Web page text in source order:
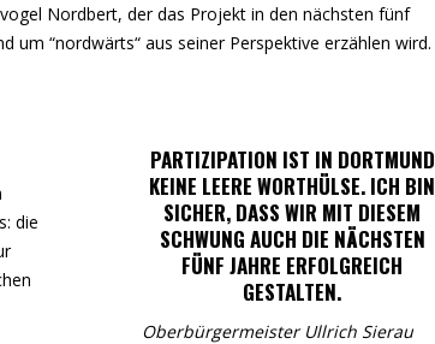
Nordbert, der das Projekt in den nächsten fünf
um “nordwärts“ aus seiner Perspektive erzählen wird.
die
PARTIZIPATION IST IN DORTMUND
KEINE LEERE WORTHÜLSE. ICH BIN
SICHER, DASS WIR MIT DIESEM
SCHWUNG AUCH DIE NÄCHSTEN
FÜNF JAHRE ERFOLGREICH
GESTALTEN.
Oberbürgermeister Ullrich Sierau